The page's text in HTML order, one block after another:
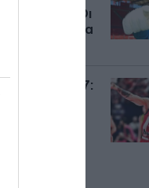
Ορτέγκα – Οι
εικόνες με τα
2026-27:
το
του
– Ποια
στην